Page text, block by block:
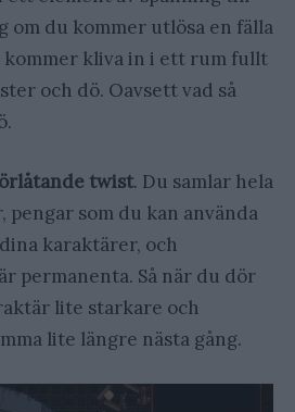
om du kommer utlösa en fälla
kommer kliva in i ett rum fullt
och dö. Oavsett vad så
twist. Du samlar hela
pengar som du kan använda
karaktärer, och
permanenta. Så när du dör
lite starkare och
lite längre nästa gång.